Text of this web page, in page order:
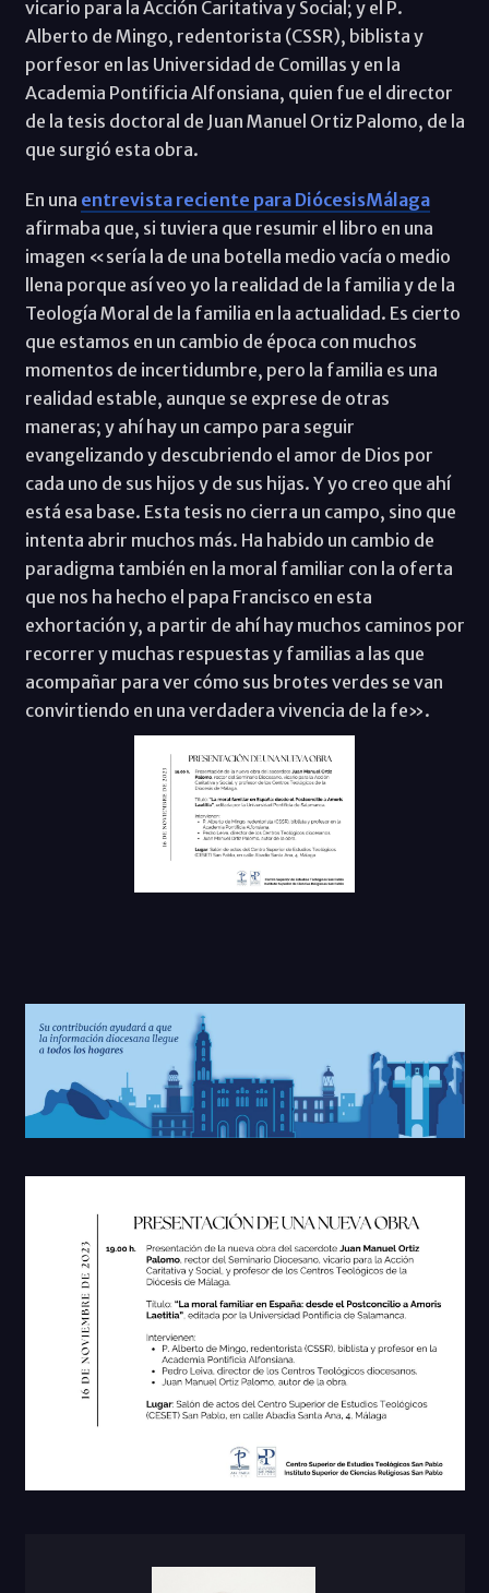
vicario para la Acción Caritativa y Social; y el P.
Alberto de Mingo, redentorista (CSSR), biblista y
porfesor en las Universidad de Comillas y en la
Academia Pontificia Alfonsiana, quien fue el director
de la tesis doctoral de Juan Manuel Ortiz Palomo, de la
que surgió esta obra.
En una entrevista reciente para DiócesisMálaga
afirmaba que, si tuviera que resumir el libro en una
imagen «sería la de una botella medio vacía o medio
llena porque así veo yo la realidad de la familia y de la
Teología Moral de la familia en la actualidad. Es cierto
que estamos en un cambio de época con muchos
momentos de incertidumbre, pero la familia es una
realidad estable, aunque se exprese de otras
maneras; y ahí hay un campo para seguir
evangelizando y descubriendo el amor de Dios por
cada uno de sus hijos y de sus hijas. Y yo creo que ahí
está esa base. Esta tesis no cierra un campo, sino que
intenta abrir muchos más. Ha habido un cambio de
paradigma también en la moral familiar con la oferta
que nos ha hecho el papa Francisco en esta
exhortación y, a partir de ahí hay muchos caminos por
recorrer y muchas respuestas y familias a las que
acompañar para ver cómo sus brotes verdes se van
convirtiendo en una verdadera vivencia de la fe».